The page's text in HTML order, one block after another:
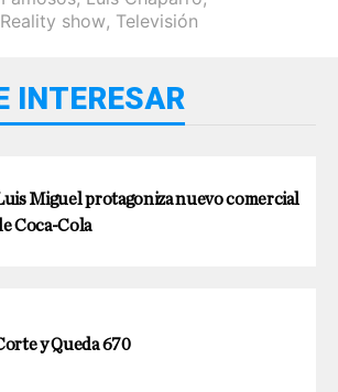
Reality show, Televisión
INTERESAR
Miguel protagoniza nuevo comercial
Coca-Cola
y Queda 670